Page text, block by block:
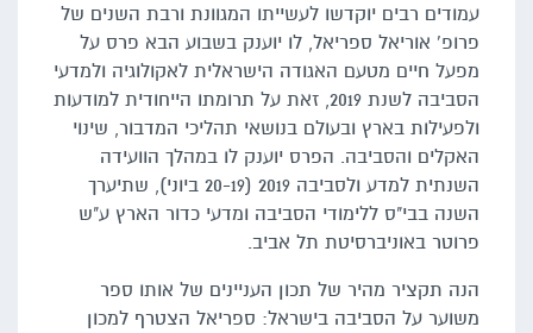
עמודים רבים יוקדשו לעשייתו המגוונת ורבת השנים של
פרופ' אוריאל ספריאל, לו יוענק בשבוע הבא פרס על
מפעל חיים מטעם האגודה הישראלית לאקולוגיה ולמדעי
הסביבה לשנת 2019, זאת על תרומתו הייחודית למודעות
ולפעילות בארץ ובעולם בנושאי תהליכי המדבור, שינוי
האקלים והסביבה. הפרס יוענק לו במהלך הוועידה
השנתית למדע ולסביבה 2019 (20-19 ביוני), שתיערך
השנה בבי"ס ללימודי הסביבה ומדעי כדור הארץ ע"ש
פרוטר באוניברסיטת תל אביב.
הנה תקציר מהיר של תכון העניינים של אותו ספר
משוער על הסביבה בישראל: ספריאל הצטרף למכון